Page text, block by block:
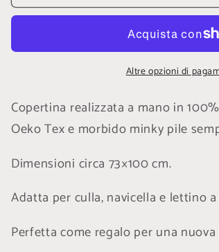
Altre opzioni di
Copertina realizzata a mano in
Oeko Tex e morbido minky pile
Dimensioni circa 73×100 cm.
Adatta per culla, navicella e lettino
Perfetta come regalo per una